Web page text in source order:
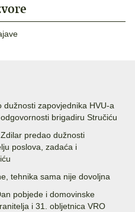
zapovjednika HVU-a
brigadiru Stručiću
predao dužnosti
poslova, zadaća i
tehnika sama nije dovoljna
pobjede i domovinske
i 31. obljetnica VRO